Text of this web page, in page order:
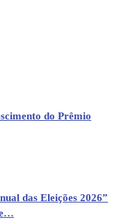
do Prêmio
das Eleições 2026”